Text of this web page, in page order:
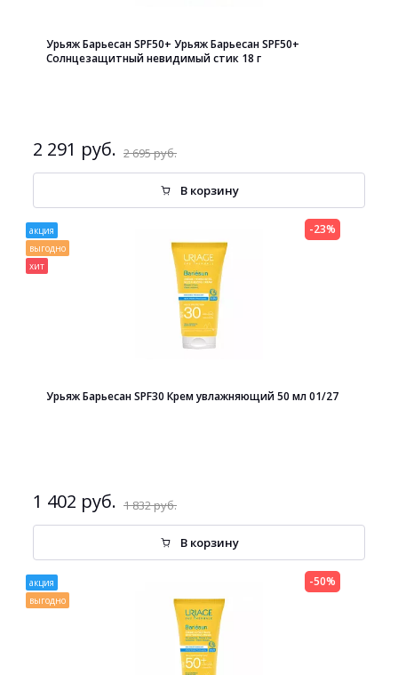
Урьяж Барьесан SPF50+ Урьяж Барьесан SPF50+
Солнцезащитный невидимый стик 18 г
2 291 руб. 2 695 руб.
В корзину
акция
выгодно
хит
Урьяж Барьесан SPF30 Крем увлажняющий 50 мл 01/27
1 402 руб. 1 832 руб.
-23%
В корзину
акция
выгодно
-50%